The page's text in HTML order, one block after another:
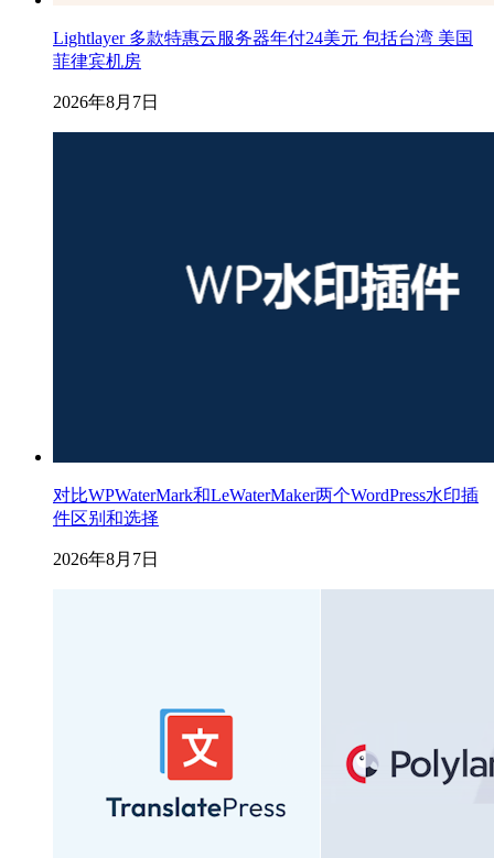
Lightlayer 多款特惠云服务器年付24美元 包括台湾 美国
菲律宾机房
2026年8月7日
对比WPWaterMark和LeWaterMaker两个WordPress水印插
件区别和选择
2026年8月7日